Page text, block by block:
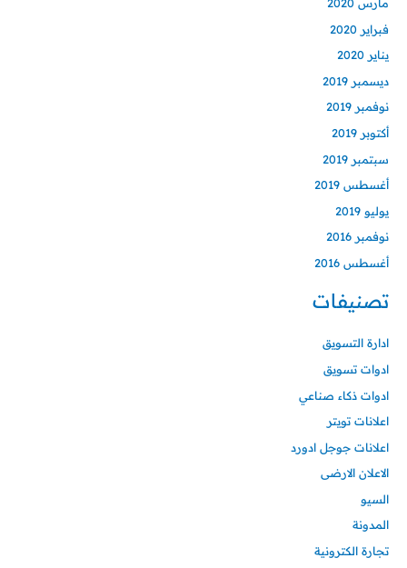
فبراير 2020
يناير 2020
ديسمبر 2019
نوفمبر 2019
أكتوبر 2019
سبتمبر 2019
أغسطس 2019
يوليو 2019
نوفمبر 2016
أغسطس 2016
تصنيفات
ادارة التسويق
ادوات تسويق
ادوات ذكاء صناعي
اعلانات تويتر
اعلانات جوجل ادورد
الاعلان الارضى
السيو
المدونة
تجارة الكترونية